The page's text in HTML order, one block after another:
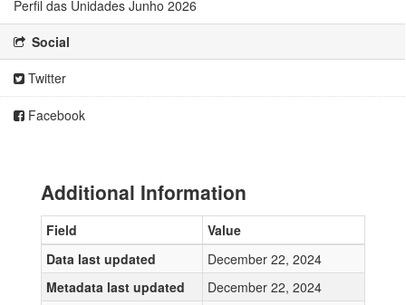
Perfil das Unidades Junho 2026
Social
Twitter
Facebook
Additional Information
Field
Value
Data last updated
December 22, 2024
Metadata last updated
December 22, 2024